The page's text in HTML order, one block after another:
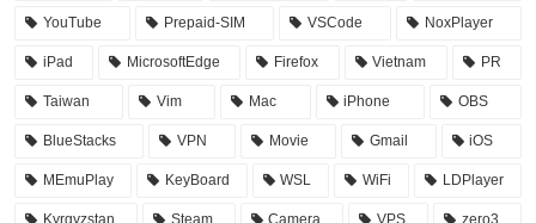
YouTube Prepaid-SIM VSCode NoxPlayer
iPad MicrosoftEdge Firefox Vietnam PR
Taiwan Vim Mac iPhone OBS
BlueStacks VPN Movie Gmail iOS
MEmuPlay KeyBoard WSL WiFi LDPlayer
Kyrgyzstan Steam Camera VPS zero3